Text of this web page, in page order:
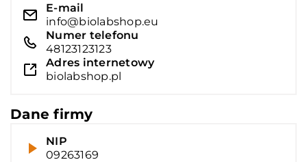
E-mail
info@biolabshop.eu
Numer telefonu
48123123123
Adres internetowy
biolabshop.pl
Dane firmy
NIP
09263169